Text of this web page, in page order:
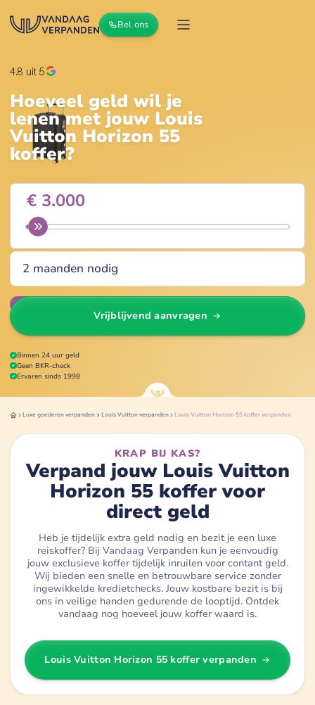
Bel ons
4.8 uit 5
Hoeveel geld wil je
lenen met jouw Louis
Vuitton Horizon 55
koffer?
Wijzig
Vrijblijvend aanvragen
Binnen 24 uur geld
Geen BKR-check
Ervaren sinds 1998
Luxe goederen verpanden Louis Vuittonverpanden Louis Vuitton Horizon 55 koffer verpanden
KRAP BIJ KAS?
Verpand jouw Louis Vuitton
Horizon 55 koffer voor
direct geld
Heb je tijdelijk extra geld nodig en bezit je een luxe
reiskoffer? Bij Vandaag Verpanden kun je eenvoudig
jouw exclusieve koffer tijdelijk inruilen voor contant geld.
Wij bieden een snelle en betrouwbare service zonder
ingewikkelde kredietchecks. Jouw kostbare bezit is bij
ons in veilige handen gedurende de looptijd. Ontdek
vandaag nog hoeveel jouw koffer waard is.
Louis Vuitton Horizon 55 koffer verpanden